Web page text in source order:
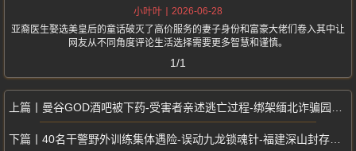
小叶叶
2026-06-28
亚裔医生娶选美皇后的童话破灭了高价服务的妻子身份和富豪大佬们卷入其中让
网友从不同角度评论生活选择需要更多智慧和谨慎。
1/1
曼谷GOD酒吧被下药-受害者亲述逃亡过程-绑架缅北诈骗园区真实经历
40名干警野外训练集体遇险-误动九龙锁魂针-福建深山封存诡案终于曝光